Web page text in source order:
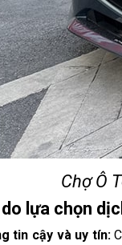
Chợ Ô
lựa chọn
tin cậy và uy tín: